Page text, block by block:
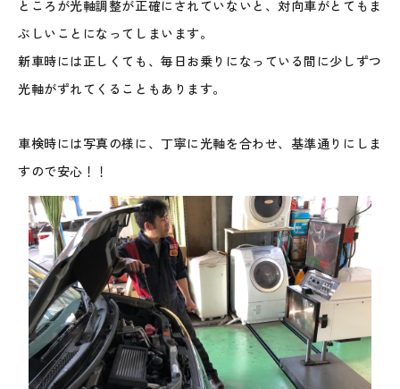
ところが光軸調整が正確にされていないと、対向車がとてもま
ぶしいことになってしまいます。
新車時には正しくても、毎日お乗りになっている間に少しずつ
光軸がずれてくることもあります。
車検時には写真の様に、丁寧に光軸を合わせ、基準通りにしま
すので安心！！